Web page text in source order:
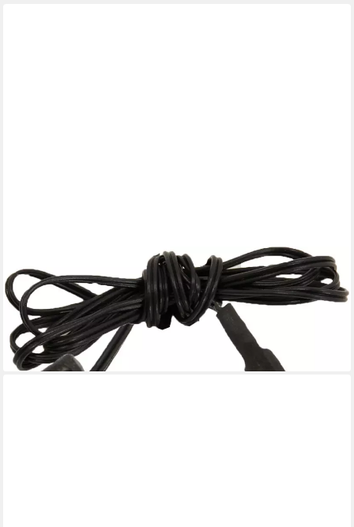
Krippen-Zubehör LED mit Stecker, 1 LED auf 2cm, weiß, Höhe in
cm: 96
4,31 € UVP 7,94 €
-46%
lieferbar - in 2-3 Werktagen bei dir